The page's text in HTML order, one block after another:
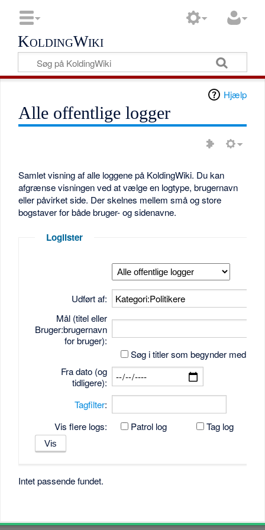
KoldingWiki
Hjælp
Alle offentlige logger
Samlet visning af alle loggene på KoldingWiki. Du kan
afgrænse visningen ved at vælge en logtype, brugernavn
eller påvirket side. Der skelnes mellem små og store
bogstaver for både bruger- og sidenavne.
Loglister
Udført af:
Mål (titel eller
Bruger:brugernavn
for bruger):
Søg i titler som begynder med
Fra dato (og
tidligere):
Tagfilter:
Vis flere logs:
Patrol log Tag log
Intet passende fundet.